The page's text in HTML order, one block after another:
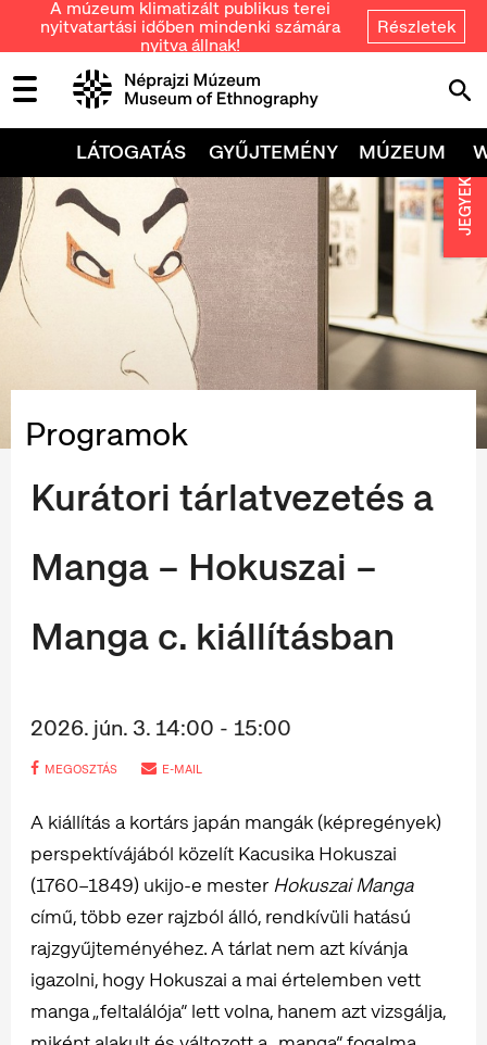
A múzeum klimatizált publikus terei
nyitvatartási időben mindenki számára
nyitva állnak!
Részletek
LÁTOGATÁS GYŰJTEMÉNY MÚZEUM
Programok
Kurátori tárlatvezetés a
Manga – Hokuszai –
Manga c. kiállításban
2026. jún. 3. 14:00 - 15:00
MEGOSZTÁS E-MAIL
A kiállítás a kortárs japán mangák (képregények)
perspektívájából közelít Kacusika Hokuszai
(1760–1849) ukijo-e mester Hokuszai Manga
című, több ezer rajzból álló, rendkívüli hatású
rajzgyűjteményéhez. A tárlat nem azt kívánja
igazolni, hogy Hokuszai a mai értelemben vett
manga „feltalálója” lett volna, hanem azt vizsgálja,
JEGYEK